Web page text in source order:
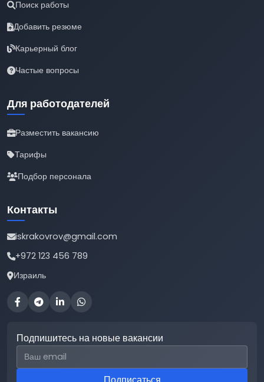
Поиск работы
Добавить резюме
Карьерный блог
Частые вопросы
Для работодателей
Разместить вакансию
Тарифы
Подбор персонала
Контакты
iskrakovrov@gmail.com
+972 123 456 789
Израиль
Подпишитесь на новые вакансии
Email для подписки